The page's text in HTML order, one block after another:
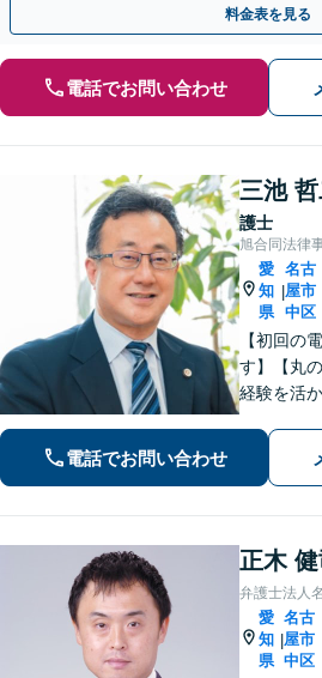
料金表を見る
電話でお問い合わせ
三池
護士
旭合同法律
愛
知
県
|
名古
屋市
中区
【初回の
す】【丸
経験を活
向けて尽
備から親
電話でお問い合わせ
正木 健
弁護士法人
愛
知
県
|
名古
屋市
中区